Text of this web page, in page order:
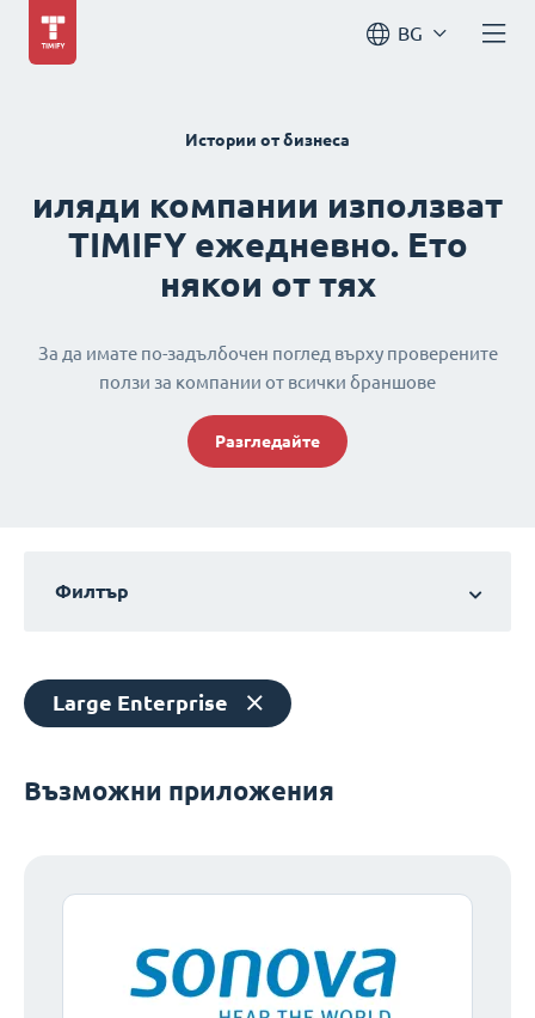
BG
Истории от бизнеса
иляди компании използват
TIMIFY ежедневно. Ето
някои от тях
За да имате по-задълбочен поглед върху проверените
ползи за компании от всички браншове
Разгледайте
Филтър
Large Enterprise
Възможни приложения